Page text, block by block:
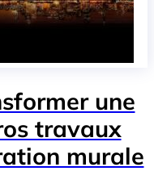
une
travaux
murale